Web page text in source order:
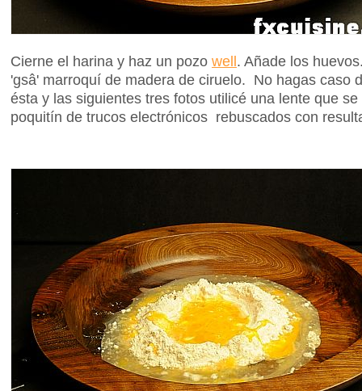
Cierne el harina y haz un pozo well. Añade los
'gsâ' marroquí de madera de ciruelo. No hagas caso
ésta y las siguientes tres fotos utilicé una lente que
poquitín de trucos electrónicos rebuscados con